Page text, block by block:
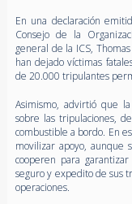
En una declaración
Consejo de la
general de la ICS,
han dejado víctimas
de 20.000 tripulantes
Asimismo, advirtió que
sobre las tripulaciones,
combustible a bordo. En
movilizar apoyo, aunque
cooperen para
seguro y expedito de sus
operaciones.